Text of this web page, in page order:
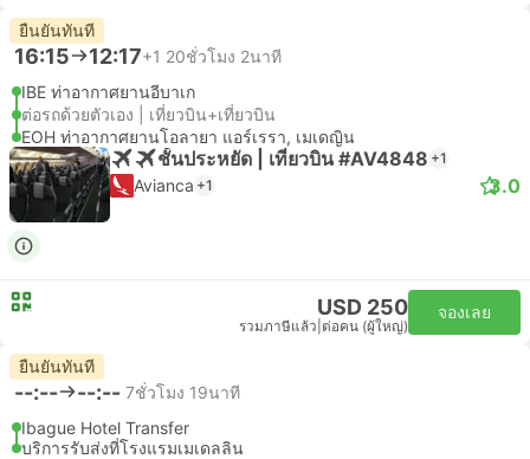
ยืนยันทันที
16:15 12:17+1 20ชั่วโมง 2นาที
IBE ท่าอากาศยานอีบาเก
ต่อรถด้วยตัวเอง | เที่ยวบิน+เที่ยวบิน
EOH ท่าอากาศยานโอลายา แอร์เรรา, เมเดญิน
ชั้นประหยัด | เที่ยวบิน #AV4848 +1
Avianca +1 3.0
USD 250
รวมภาษีแล้ว ต่อคน (ผู้ใหญ่)
จองเลย
ยืนยันทันที
--:-- --:-- 7ชั่วโมง 19นาที
Ibague Hotel Transfer
บริการรับส่งที่โรงแรมเมเดลลิน